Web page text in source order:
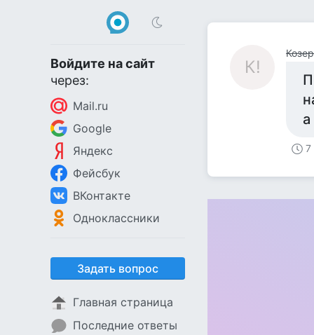
Войдите на сайт
через:
Mail.ru
Google
Яндекс
Фейсбук
ВКонтакте
Одноклассники
Задать вопрос
Главная страница
Последние ответы
К!
7